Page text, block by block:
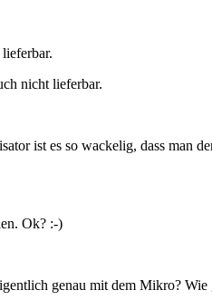
nicht lieferbar.
ist es so wackelig, dass man
Ok? :-)
genau mit dem Mikro? Wie